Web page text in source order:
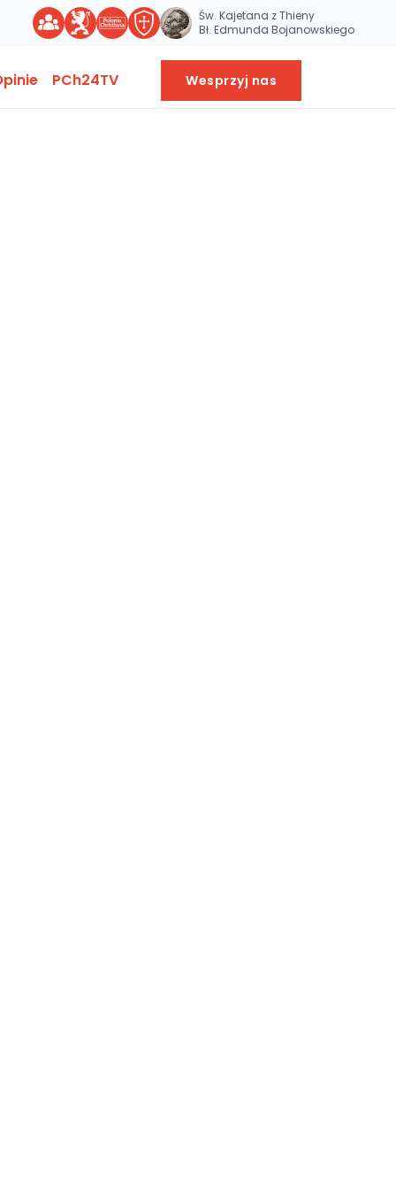
Św. Kajetana z Thieny
Bł. Edmunda Bojanowskiego
PCh24TV Wesprzyj nas